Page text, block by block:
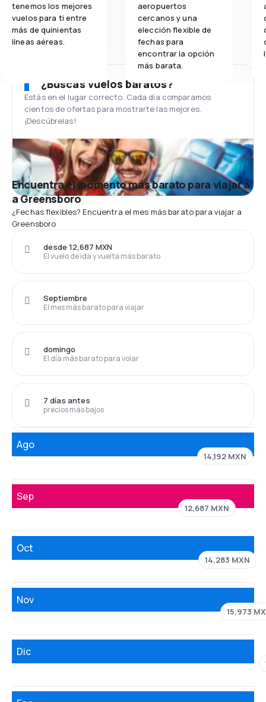
tenemos los mejores
vuelos para ti entre
más de quinientas
líneas aéreas.
aeropuertos
cercanos y una
elección flexible de
fechas para
encontrar la opción
más barata.
¿Buscas vuelos baratos?
Estás en el lugar correcto. Cada día comparamos
cientos de ofertas para mostrarte las mejores.
¡Descúbrelas!
Encuentra el momento más barato para viajar a
a Greensboro
¿Fechas flexibles? Encuentra el mes más barato para viajar a
Greensboro
El vuelo de ida y vuelta más barato
desde 12,687 MXN
El mes más barato para viajar
Septiembre
El día más barato para volar
domingo
precios más bajos
7 días antes
Ago
14,192 MXN
Sep
12,687 MXN
Oct
14,283 MXN
Nov
15,973
Dic